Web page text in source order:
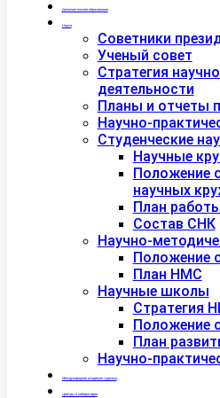
Дополнительное образование
Наука
Советники
Ученый совет
Стратегия
деятельности
Планы и отчеты
Научно-
Студенческие
Научные
Положение
научных
План
Состав СНК
Научно-
Положение
План НМС
Научные школы
Стратегия
Положение
План
Научно-
Международная академия туризма
Центры и лаборатории